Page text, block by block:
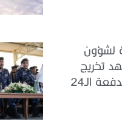
لشؤون
تخريج
مجندي الدفعة الـ24